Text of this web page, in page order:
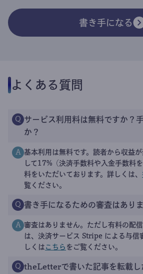
書き手になる
よくある質問
Q サービス利用料は無料ですか？
か？
A 基本利用は無料です。読者から収益
して17%（決済手数料や入金手数料
料をいただいております。詳しくは、
覧ください。
Q 書き手になるための審査はあり
A 審査はありません。ただし有料の配
は、決済サービス Stripe による与信
しくは こちら をご覧ください。
Q theLetterで書いた記事を転載し